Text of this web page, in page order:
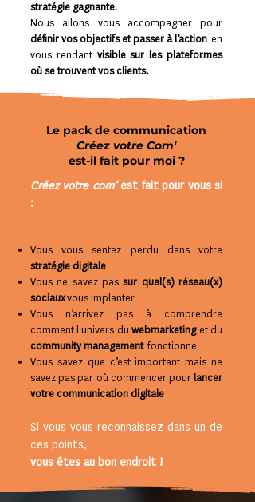
stratégie gagnante.
Nous allons vous accompagner pour
définir vos objectifs et passer à l’action en
vous rendant visible sur les plateformes
où se trouvent vos clients.
Le pack de communication
Créez votre Com'
est-il fait pour moi ?
Créez votre com’est fait pour vous si
:
Vous vous sentez perdu dans votre
stratégie digitale
Vous ne savez passur quel(s) réseau(x)
sociauxvous implanter
Vous n’arrivez pas à comprendre
comment l'univers duwebmarketing et du
community management fonctionne
Vous savez que c’est important mais ne
savez pas par où commencer pourlancer
votre communication digitale
Si vous vous reconnaissez dans un de
ces points,
vous êtes au bon endroit !